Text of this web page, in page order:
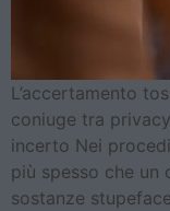
L’accertamento
coniuge tra
incerto Nei
più spesso che un
sostanze